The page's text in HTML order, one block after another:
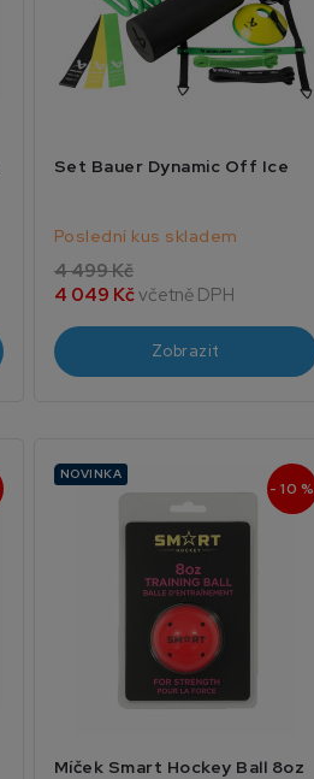
Set Bauer Dynamic Off Ice
Poslední kus skladem
4 499 Kč
4 049 Kčvčetně DPH
Zobrazit
NOVINKA
- 10 %
Míček Smart Hockey Ball 8oz